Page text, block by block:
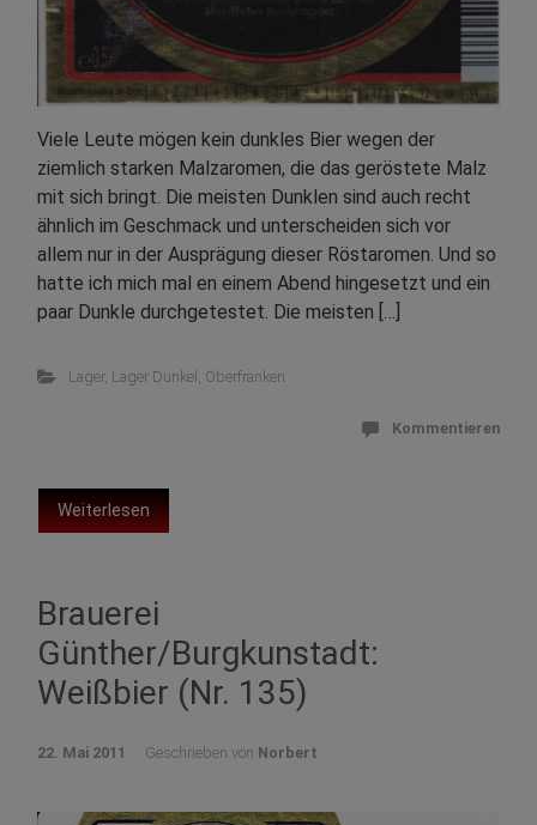
Viele Leute mögen kein dunkles Bier wegen der
ziemlich starken Malzaromen, die das geröstete Malz
mit sich bringt. Die meisten Dunklen sind auch recht
ähnlich im Geschmack und unterscheiden sich vor
allem nur in der Ausprägung dieser Röstaromen. Und so
hatte ich mich mal en einem Abend hingesetzt und ein
paar Dunkle durchgetestet. Die meisten […]
Lager, Lager Dunkel Oberfranken
Kommentieren
Weiterlesen
Brauerei
Günther/Burgkunstadt:
Weißbier (Nr. 135)
22. Mai 2011 Geschrieben von Norbert